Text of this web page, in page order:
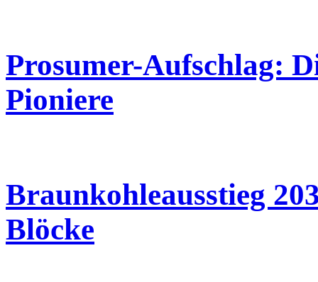
Prosumer-Aufschlag:
Pioniere
Braunkohleausstieg
Blöcke